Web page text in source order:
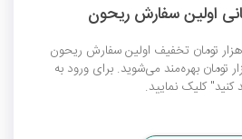
با وارد کردن کد تخفیف از 7 هزار تومان تخفیف اولین سفارش ریحون
سفارش‌های بالای 20 هزار تومان بهره‌مند می‌شوید. برای ورود به
کلیک نمایید.